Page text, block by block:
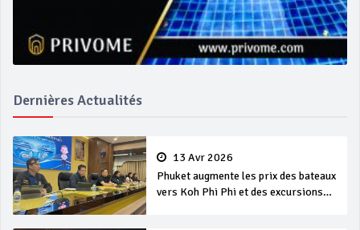
Dernières Actualités
13 Avr 2026
Phuket augmente les prix des bateaux
vers Koh Phi Phi et des excursions